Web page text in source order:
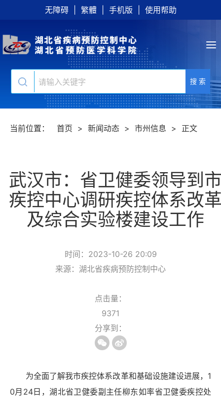
无障碍 繁體 手机版 使用帮助
搜 索
当前位置： 首页 > 新闻动态 > 市州信息 > 正文
武汉市：省卫健委领导到
疾控中心调研疾控体系改
及综合实验楼建设工作
时间：2023-10-26 20:09
来源：湖北省疾病预防控制中心
点击量：
9371
分享到：
为全面了解我市疾控体系改革和基础设施建设进展， 1
0月24日，湖北省卫健委副主任柳东如率省卫健委疾控处